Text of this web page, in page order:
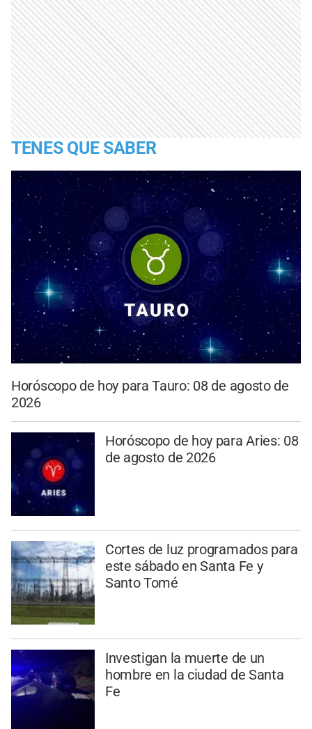
TENES QUE SABER
Horóscopo de hoy para Tauro: 08 de agosto de
2026
Horóscopo de hoy para Aries: 08
de agosto de 2026
Cortes de luz programados para
este sábado en Santa Fe y
Santo Tomé
Investigan la muerte de un
hombre en la ciudad de Santa
Fe